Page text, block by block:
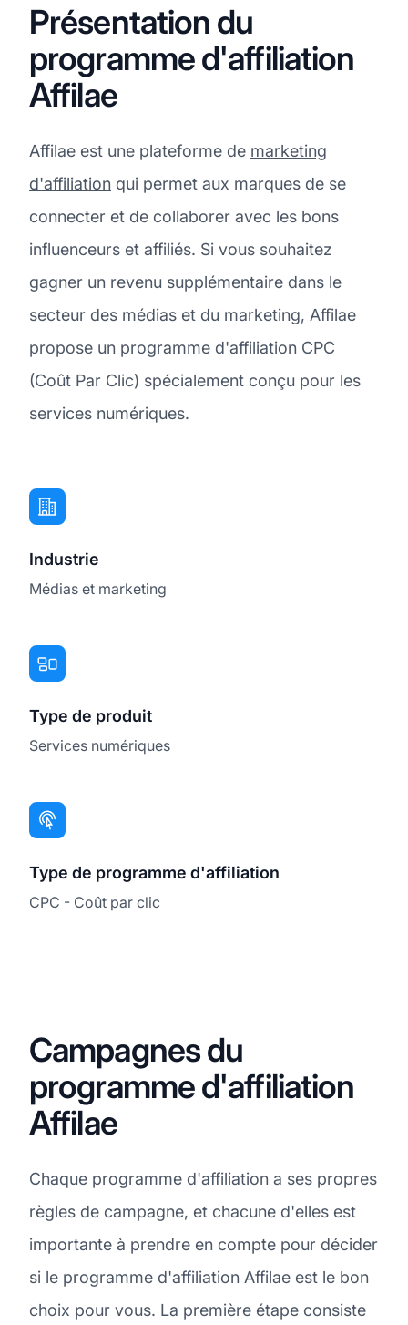
Présentation du
programme d'affiliation
Affilae
Affilae est une plateforme de marketing
d'affiliation qui permet aux marques de se
connecter et de collaborer avec les bons
influenceurs et affiliés. Si vous souhaitez
gagner un revenu supplémentaire dans le
secteur des médias et du marketing, Affilae
propose un programme d'affiliation CPC
(Coût Par Clic) spécialement conçu pour les
services numériques.
Industrie
Médias et marketing
Type de produit
Services numériques
Type de programme d'affiliation
CPC - Coût par clic
Campagnes du
programme d'affiliation
Affilae
Chaque programme d'affiliation a ses propres
règles de campagne, et chacune d'elles est
importante à prendre en compte pour décider
si le programme d'affiliation Affilae est le bon
choix pour vous. La première étape consiste